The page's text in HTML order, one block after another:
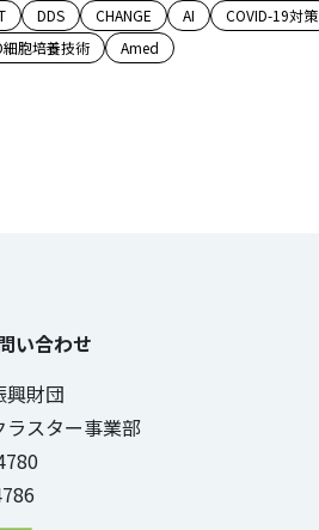
DDS CHANGE AI COVID-19対策
細胞培養技術 Amed
い合わせ
財団
スター事業部